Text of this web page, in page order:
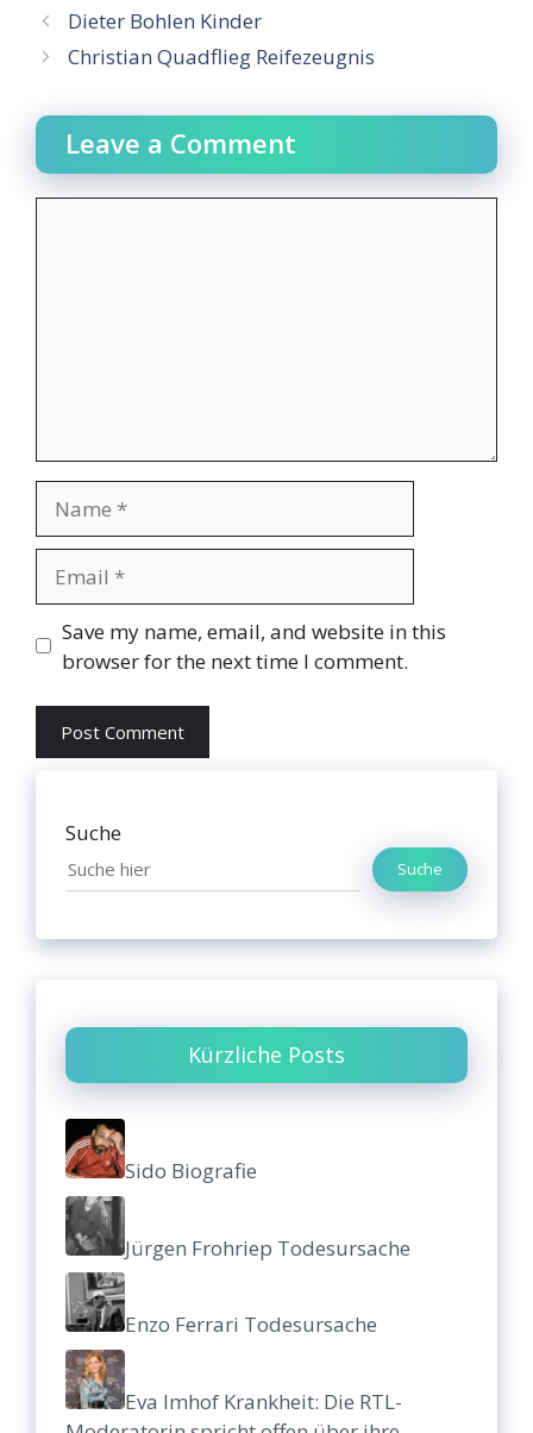
Dieter Bohlen Kinder
Christian Quadflieg Reifezeugnis
Leave a Comment
Website
Save my name, email, and website in this
browser for the next time I comment.
Suche
Suche
Kürzliche Posts
Sido Biografie
Jürgen Frohriep Todesursache
Enzo Ferrari Todesursache
Eva Imhof Krankheit: Die RTL-